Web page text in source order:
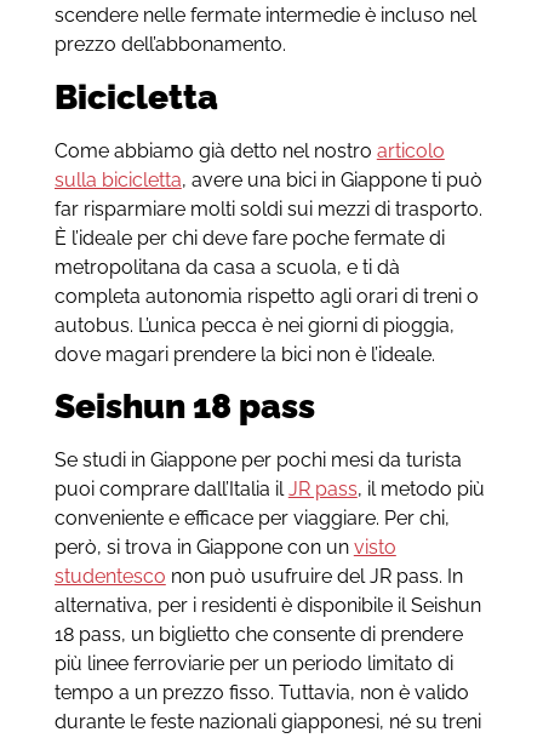
scendere nelle fermate intermedie è incluso nel
prezzo dell’abbonamento.
Bicicletta
Come abbiamo già detto nel nostro articolo
sulla bicicletta, avere una bici in Giappone ti può
far risparmiare molti soldi sui mezzi di trasporto.
È l’ideale per chi deve fare poche fermate di
metropolitana da casa a scuola, e ti dà
completa autonomia rispetto agli orari di treni o
autobus. L’unica pecca è nei giorni di pioggia,
dove magari prendere la bici non è l’ideale.
Seishun 18 pass
Se studi in Giappone per pochi mesi da turista
puoi comprare dall’Italia ilJR pass, il metodo più
conveniente e efficace per viaggiare. Per chi,
però, si trova in Giappone con un visto
studentesco non può usufruire del JR pass. In
alternativa, per i residenti è disponibile il Seishun
18 pass, un biglietto che consente di prendere
più linee ferroviarie per un periodo limitato di
tempo a un prezzo fisso. Tuttavia, non è valido
durante le feste nazionali giapponesi, né su treni